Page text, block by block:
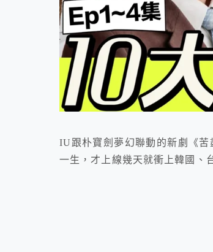
IU跟朴寶劍夢幻聯動的新劇《
一生，才上線幾天就衝上韓國、